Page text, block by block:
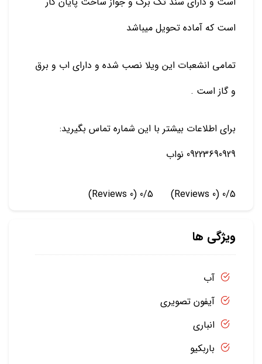
است که آماده تحویل میباشد
تمامی انشعبات این ویلا نصب شده و دارای اب و برق
و گاز است .
برای اطلاعات بیشتر با این شماره تماس بگیرید:
09223690929 نواب
0/5
(0 Reviews)
0/5
(0 Reviews)
ویژگی ها
آب
آیفون تصویری
انباری
باربکیو